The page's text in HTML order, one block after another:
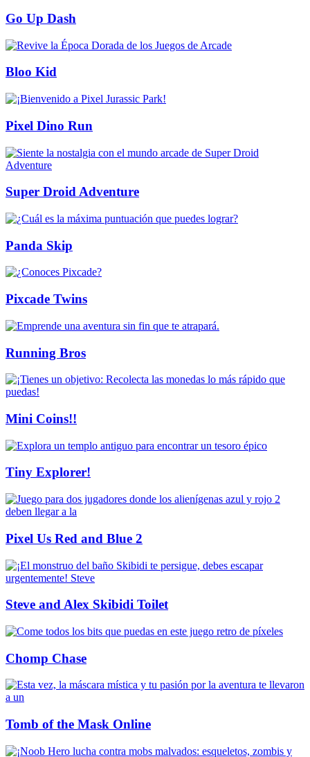
Go Up Dash
Bloo Kid
Pixel Dino Run
Super Droid Adventure
Panda Skip
Pixcade Twins
Running Bros
Mini Coins!!
Tiny Explorer!
Pixel Us Red and Blue 2
Steve and Alex Skibidi Toilet
Chomp Chase
Tomb of the Mask Online